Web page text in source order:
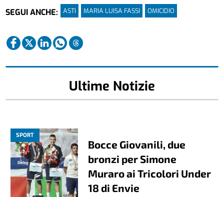
SEGUI ANCHE:
ASTI MARIA LUISA FASSI OMICIDIO
Ultime Notizie
SPORT
Bocce Giovanili, due
bronzi per Simone
Muraro ai Tricolori Under
18 di Envie